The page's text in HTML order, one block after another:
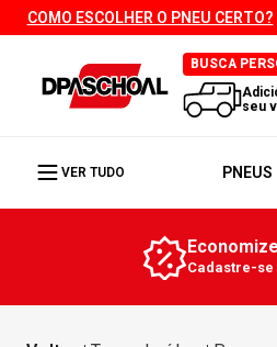
COMO ESCOLHER O PNEU CERTO?
BUSCA
seu
VER TUDO PNEUS
Cadastre-